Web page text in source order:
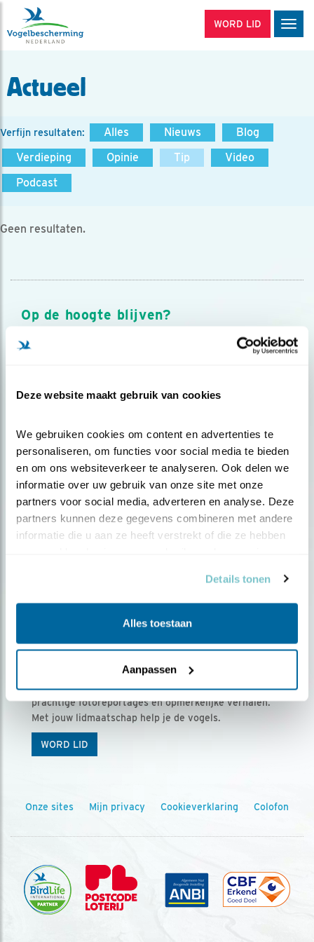
Deze website maakt gebruik van cookies
We gebruiken cookies om content en advertenties te
personaliseren, om functies voor social media te bieden
en om ons websiteverkeer te analyseren. Ook delen we
informatie over uw gebruik van onze site met onze
partners voor social media, adverteren en analyse. Deze
partners kunnen deze gegevens combineren met andere
informatie die u aan ze heeft verstrekt of die ze hebben
Details tonen
Alles toestaan
Aanpassen
WORD LID
Actueel
Verfijn resultaten: Alles Nieuws
Blog
Verdieping
Opinie Tip
Video
Podcast
Geen resultaten.
Op de hoogte blijven?
Meld je aan en ontvang nieuws, inspiratie, acties en tips
over vogels en activiteiten van Vogelbescherming.
Ontvang 5 x Vogels voor € 36,00 per jaar
Vogels is het tijdschrift voor onze leden, met
prachtige fotoreportages en opmerkelijke verhalen.
Met jouw lidmaatschap help je de vogels.
WORD LID
Onze sites Mijn privacy Cookieverklaring Colofon